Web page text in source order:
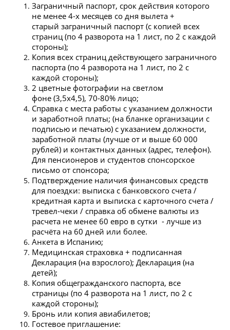
Заграничный паспорт, срок действия которого
не менее 4-х месяцев со дня вылета +
старый заграничный паспорт (с копией всех
страниц (по 4 разворота на 1 лист, по 2 с каждой
стороны);
Копия всех страниц действующего заграничного
паспорта (по 4 разворота на 1 лист, по 2 с
каждой стороны);
2 цветные фотографии на светлом
фоне (3,5х4,5), 70-80% лицо;
Справка с места работы с указанием должности
и заработной платы; (на бланке организации с
подписью и печатью) с указанием должности,
заработной платы (лучше от и выше 60 000
рублей) и контактных данных (адрес, телефон).
Для пенсионеров и студентов спонсорское
письмо от спонсора;
Подтверждение наличия финансовых средств
для поездки: выписка с банковского счета /
кредитная карта и выписка с карточного счета /
тревел-чеки / справка об обмене валюты из
расчета не менее 60 евро в сутки - лучше из
расчёта на 60 дней или более.
Анкета в Испанию;
Медицинская страховка + подписанная
Декларация (на взрослого); Декларация (на
детей);
Копия общегражданского паспорта, все
страницы (по 4 разворота на 1 лист, по 2 с
каждой стороны);
Бронь или копия авиабилетов;
Гостевое приглашение: